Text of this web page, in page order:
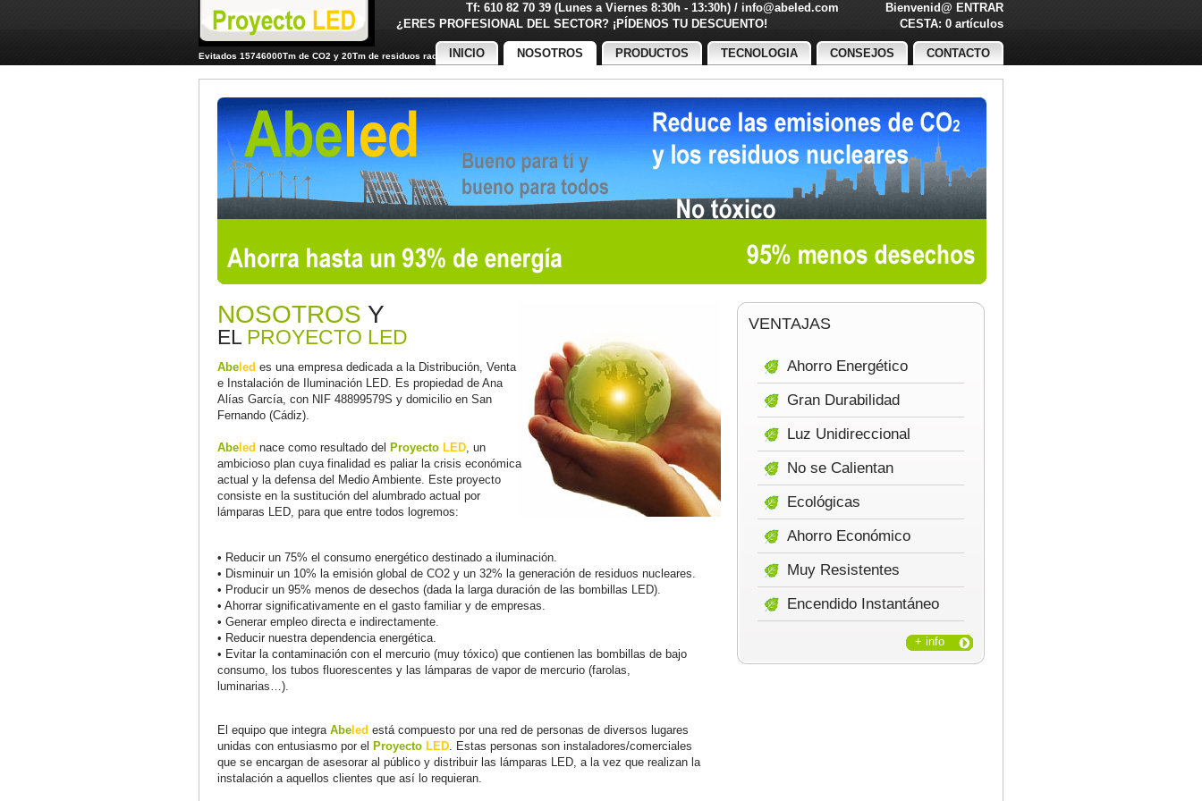
Tf: 610 82 70 39 (Lunes a Viernes 8:30h - 13:30h) / info@abeled.com Bienvenid@ ENTRAR
¿ERES PROFESIONAL DEL SECTOR? ¡PÍDENOS TU DESCUENTO!
CESTA: 0 artículos
Evitados 15746000Tm de CO2 y 20Tm de residuos radiactivos
INICIO NOSOTROS PRODUCTOS TECNOLOGIA CONSEJOS CONTACTO
VENTAJAS
Ahorro Energético
Gran Durabilidad
Luz Unidireccional
No se Calientan
Ecológicas
Ahorro Económico
Muy Resistentes
Encendido Instantáneo
+ info
NOSOTROS Y
EL PROYECTO LED
Abe led es una empresa dedicada a la Distribución, Venta
e Instalación de Iluminación LED. Es propiedad de Ana
Alías García, con NIF 48899579S y domicilio en San
Fernando (Cádiz).
Abe led nace como resultado del Proyecto LED, un
ambicioso plan cuya finalidad es paliar la crisis económica
actual y la defensa del Medio Ambiente. Este proyecto
consiste en la sustitución del alumbrado actual por
lámparas LED, para que entre todos logremos:
• Reducir un 75% el consumo energético destinado a iluminación.
• Disminuir un 10% la emisión global de CO2 y un 32% la generación de residuos nucleares.
• Producir un 95% menos de desechos (dada la larga duración de las bombillas LED).
• Ahorrar significativamente en el gasto familiar y de empresas.
• Generar empleo directa e indirectamente.
• Reducir nuestra dependencia energética.
• Evitar la contaminación con el mercurio (muy tóxico) que contienen las bombillas de bajo
consumo, los tubos fluorescentes y las lámparas de vapor de mercurio (farolas,
luminarias…).
El equipo que integra Abe led está compuesto por una red de personas de diversos lugares
unidas con entusiasmo por el Proyecto LED. Estas personas son instaladores/comerciales
que se encargan de asesorar al público y distribuir las lámparas LED, a la vez que realizan la
instalación a aquellos clientes que así lo requieran.